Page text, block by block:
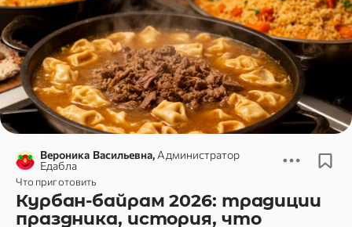
Вероника Васильевна, Администратор
Едабла
Что приготовить
Курбан-байрам 2026: традиции
праздника, история, что